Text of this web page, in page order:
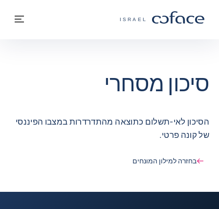
COFACE - אתר הקבוצה
ISRAEL
בחזרה לעמוד הבית
סיכון מסחרי
הסיכון לאי-תשלום כתוצאה מהתדרדרות במצבו הפיננסי
של קונה פרטי.
בחזרה למילון המונחים